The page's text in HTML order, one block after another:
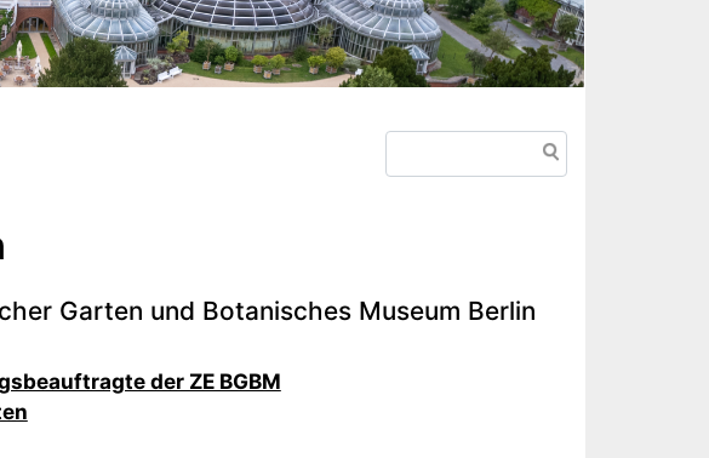
Garten und Botanisches Museum Berlin
der ZE BGBM